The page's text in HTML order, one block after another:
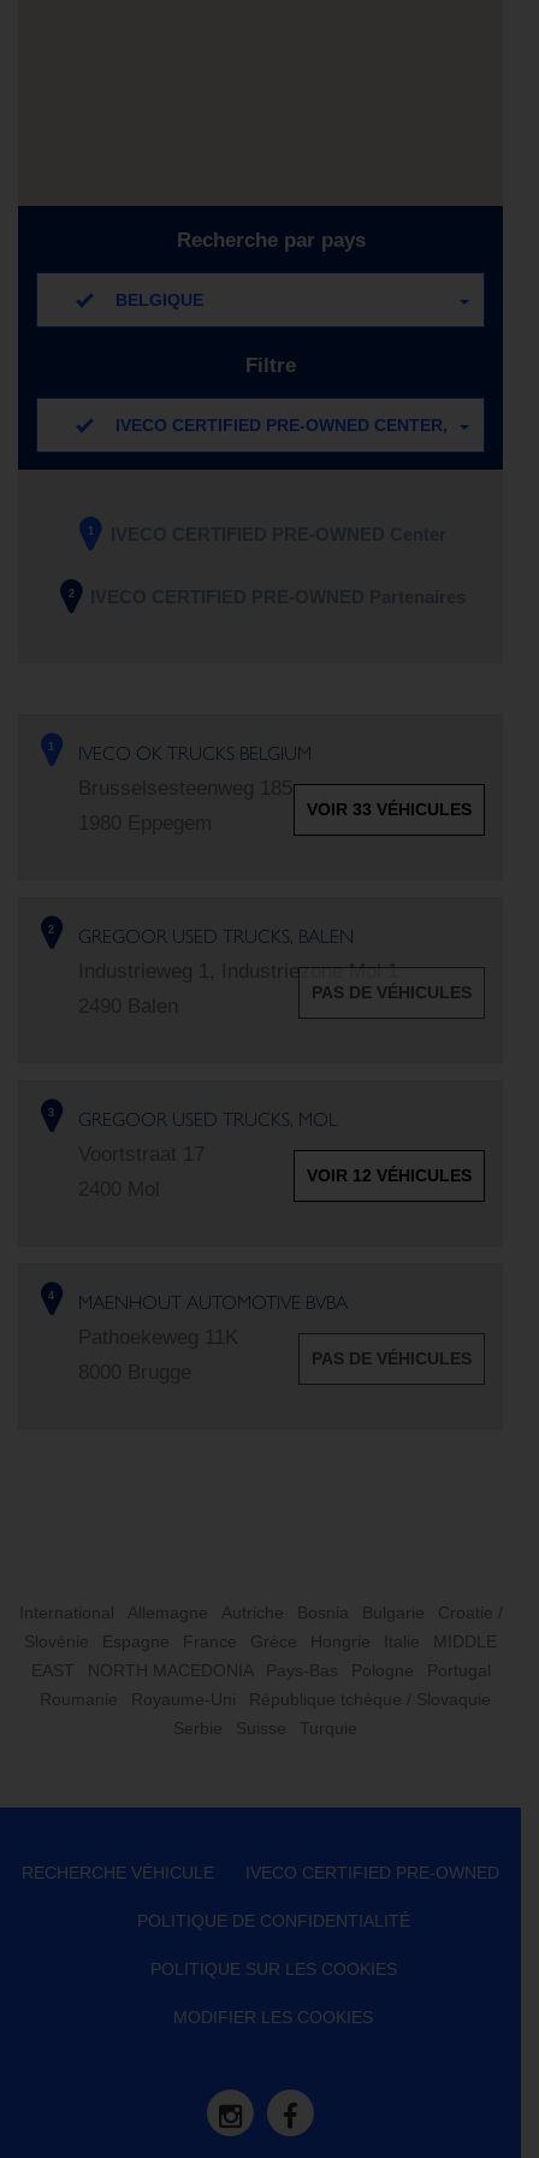
Recherche par pays
BELGIQUE
Filtre
IVECO CERTIFIED PRE-OWNED CENTER, IVECO
1
2
1 IVECO OK TRUCKS BELGIUM
VOIR 33 VÉHICULES
2 GREGOOR USED TRUCKS, BALEN
Industrieweg 1, Industriezone Mol 1
PAS DE VÉHICULES
3 GREGOOR USED TRUCKS, MOL
VOIR 12 VÉHICULES
4 MAENHOUT AUTOMOTIVE BVBA
PAS DE VÉHICULES
International Allemagne Autriche Bosnia Bulgarie
Croatie /
Slovénie
Espagne France Grèce Hongrie Italie
MIDDLE
EAST
NORTH MACEDONIA Pays-Bas Pologne
Portugal
Roumanie
Royaume-Uni
République tchèque / Slovaquie
Serbie
Suisse Turquie
RECHERCHE VÉHICULE IVECO CERTIFIED PRE-OWNED
POLITIQUE DE CONFIDENTIALITÉ
POLITIQUE SUR LES COOKIES
MODIFIER LES COOKIES